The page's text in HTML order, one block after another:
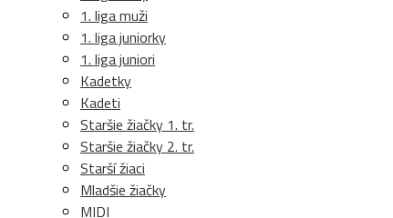
1. liga muži
1. liga juniorky
1. liga juniori
Kadetky
Kadeti
Staršie žiačky 1. tr.
Staršie žiačky 2. tr.
Starší žiaci
Mladšie žiačky
MIDI